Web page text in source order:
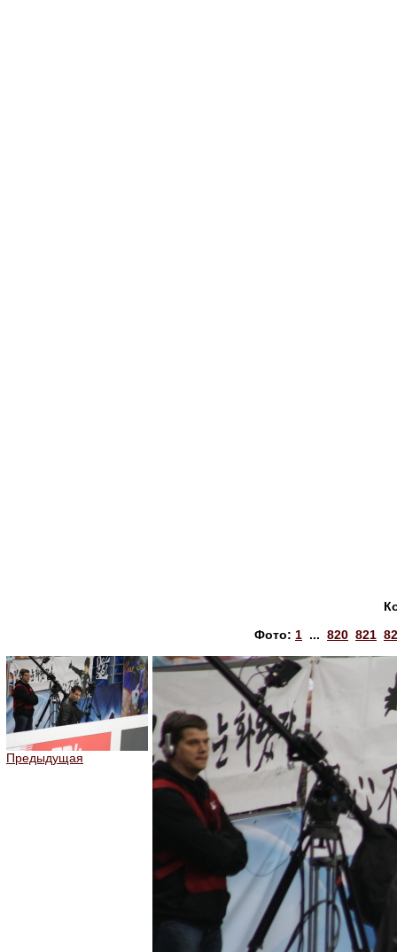
Фото: 1 ... 820 821
Предыдущая